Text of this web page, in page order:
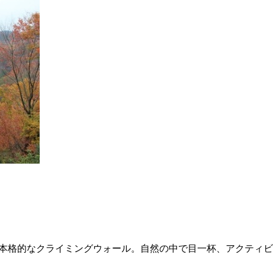
格的なクライミングウォール。自然の中で目一杯、アクティビ